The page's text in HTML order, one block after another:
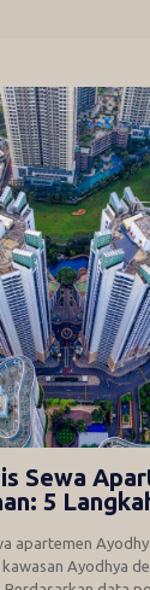
Sewa
5
apartemen
Ayodhya